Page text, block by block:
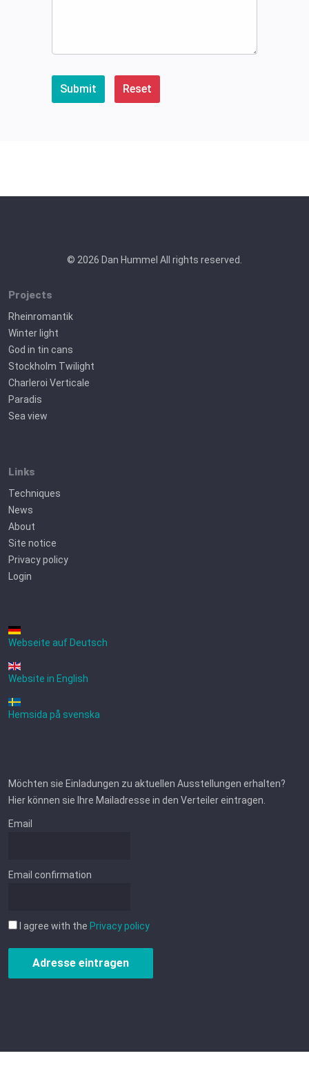
Submit Reset
© 2026 Dan Hummel All rights reserved.
Projects
Rheinromantik
Winter light
God in tin cans
Stockholm Twilight
Charleroi Verticale
Paradis
Sea view
Links
Techniques
News
About
Site notice
Privacy policy
Login
Webseite auf Deutsch
Website in English
Hemsida på svenska
Möchten sie Einladungen zu aktuellen Ausstellungen erhalten?
Hier können sie Ihre Mailadresse in den Verteiler eintragen.
Email
Email confirmation
I agree with the Privacy policy
Adresse eintragen